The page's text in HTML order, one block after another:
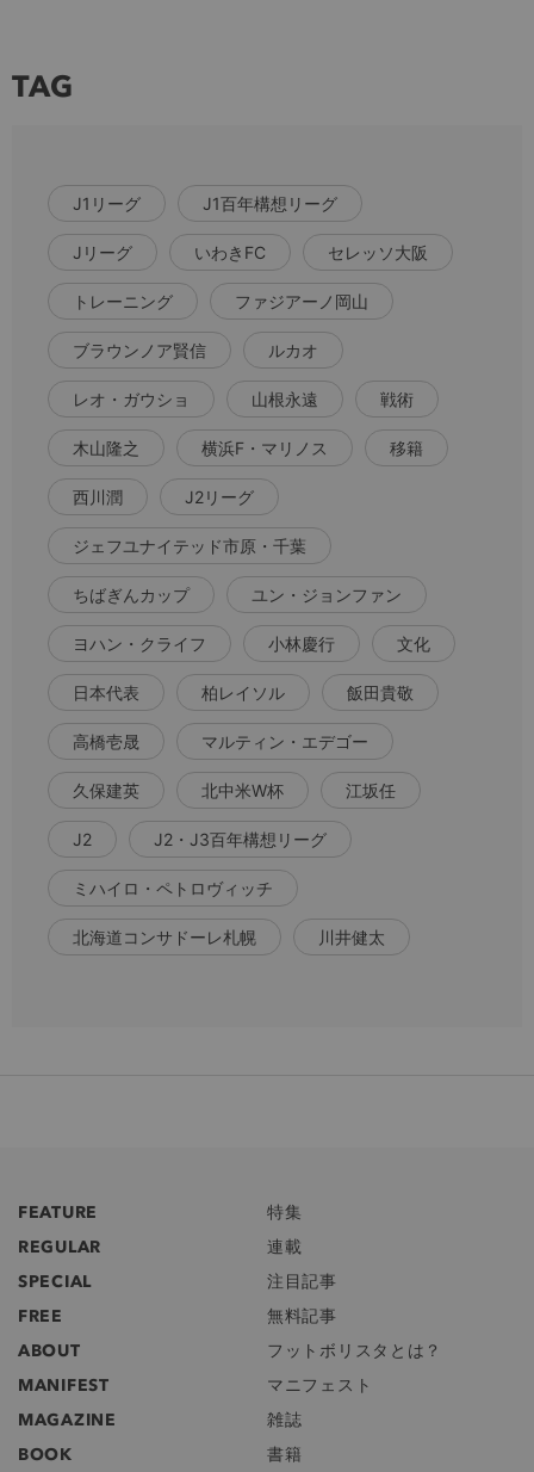
TAG
J1リーグ J1百年構想リーグ
Jリーグ いわきFC セレッソ大阪
トレーニング ファジアーノ岡山
ブラウンノア賢信 ルカオ
レオ・ガウショ 山根永遠 戦術
木山隆之 横浜F・マリノス 移籍
西川潤 J2リーグ
ジェフユナイテッド市原・千葉
ちばぎんカップ ユン・ジョンファン
ヨハン・クライフ 小林慶行 文化
日本代表 柏レイソル 飯田貴敬
高橋壱晟 マルティン・エデゴー
久保建英 北中米W杯 江坂任
J2 J2・J3百年構想リーグ
ミハイロ・ペトロヴィッチ
北海道コンサドーレ札幌 川井健太
FEATURE
特集
REGULAR
連載
SPECIAL
注目記事
FREE
無料記事
ABOUT
フットボリスタとは？
MANIFEST
マニフェスト
MAGAZINE
雑誌
BOOK
書籍